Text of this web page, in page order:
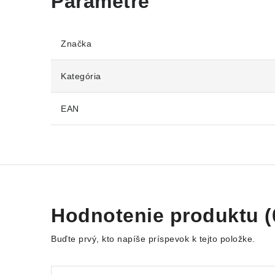
Značka
Kategória
EAN
Hodnotenie produktu
Buďte prvý, kto napíše príspevok k tejto položke.